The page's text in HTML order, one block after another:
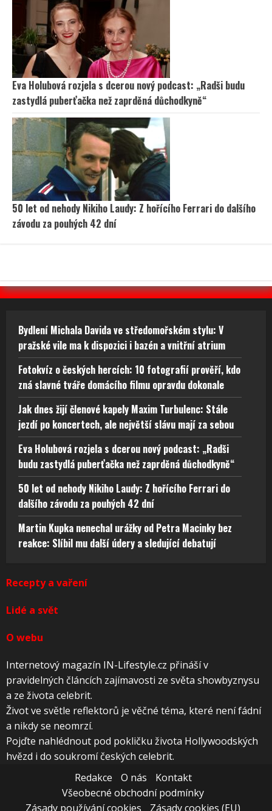
Eva Holubová rozjela s dcerou nový podcast: „Radši budu
zastydlá puberťačka než zaprděná důchodkyně“
50 let od nehody Nikiho Laudy: Z hořícího Ferrari do dalšího
závodu za pouhých 42 dní
Bydlení Michala Davida ve středomořském stylu: V
pražské vile ma k dispozici i bazén a vnitřní atrium
Fotokvíz o českých hercích: 10 fotografií prověří, kdo
zná slavné tváře domácího filmu opravdu dokonale
Jak dnes žijí členové kapely Maxim Turbulenc: Stále
jezdí po koncertech, ale největší slávu mají za sebou
Eva Holubová rozjela s dcerou nový podcast: „Radši
budu zastydlá puberťačka než zaprděná důchodkyně“
50 let od nehody Nikiho Laudy: Z hořícího Ferrari do
dalšího závodu za pouhých 42 dní
Martin Kupka nenechal urážky od Petra Macinky bez
reakce: Slíbil mu další údery a sledující debatují
Recepty a vaření
Lidé a svět
O webu
Internetový magazín IN-Lifestyle.cz přináší v
pravidelných článcích zajímavosti ze světa showbyznysu
a ze života celebrit.
Život ve světle reflektorů je věčné téma, které není fádní
a nikdy se neomrzí.
Pojďte nahlédnout pod pokličku života Hollywoodských
hvězd i do soukromí českých celebrit.
Redakce
O nás
Kontakt
Všeobecné obchodní podmínky
Zásady používání cookies
Zásady cookies (EU)